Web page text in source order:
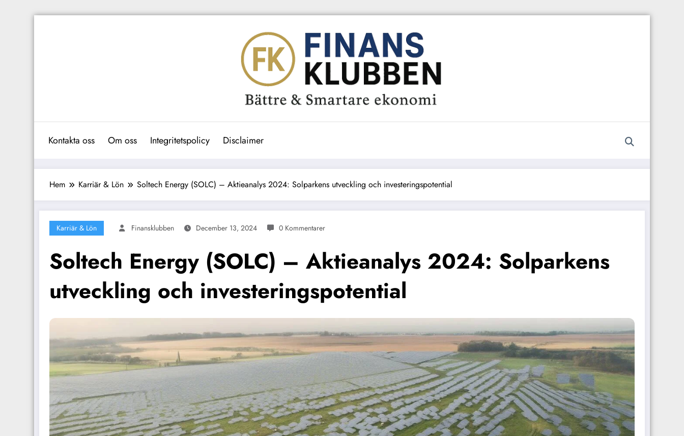
Kontakta oss Om oss Integritetspolicy Disclaimer
Hem Karriär & Lön Soltech Energy (SOLC) – Aktieanalys 2024: Solparkens utveckling och investeringspotential
Karriär & Lön Finansklubben December 13, 2024 0 Kommentarer
Soltech Energy (SOLC) – Aktieanalys 2024: Solparkens
utveckling och investeringspotential